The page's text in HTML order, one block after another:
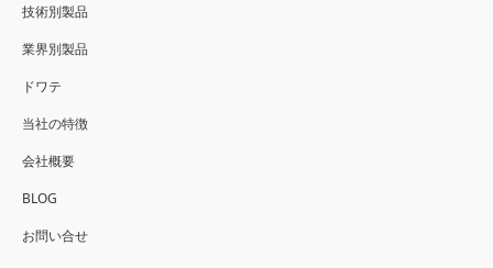
技術別製品
業界別製品
ドワテ
当社の特徴
会社概要
BLOG
お問い合せ